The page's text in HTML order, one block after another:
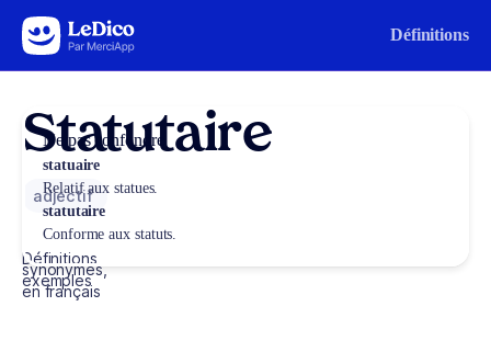
Aller au contenu Définitions
Statutaire
adjectif
Définitions,
synonymes,
exemples
en français
Ne pas confondre
statuaire
Relatif aux statues.
statutaire
Conforme aux statuts.